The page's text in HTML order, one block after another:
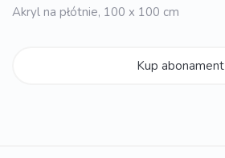
Akryl na płótnie, 100 x 100 cm
Kup abonament